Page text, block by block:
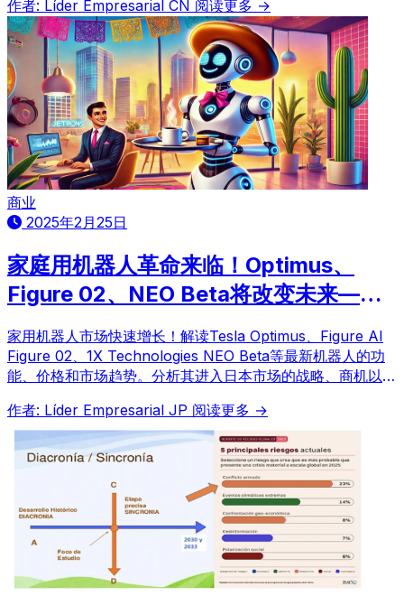
作者: Líder Empresarial CN 阅读更多 →
商业
2025年2月25日
家庭用机器人革命来临！Optimus、
Figure 02、NEO Beta将改变未来——
对日本市场的影响和商机
家用机器人市场快速增长！解读Tesla Optimus、Figure AI
Figure 02、1X Technologies NEO Beta等最新机器人的功
能、价格和市场趋势。分析其进入日本市场的战略、商机以及
作者: Líder Empresarial JP 阅读更多 →